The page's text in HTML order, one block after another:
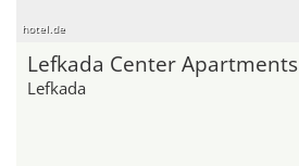
hotel.de
Lefkada Center Apartments
Lefkada